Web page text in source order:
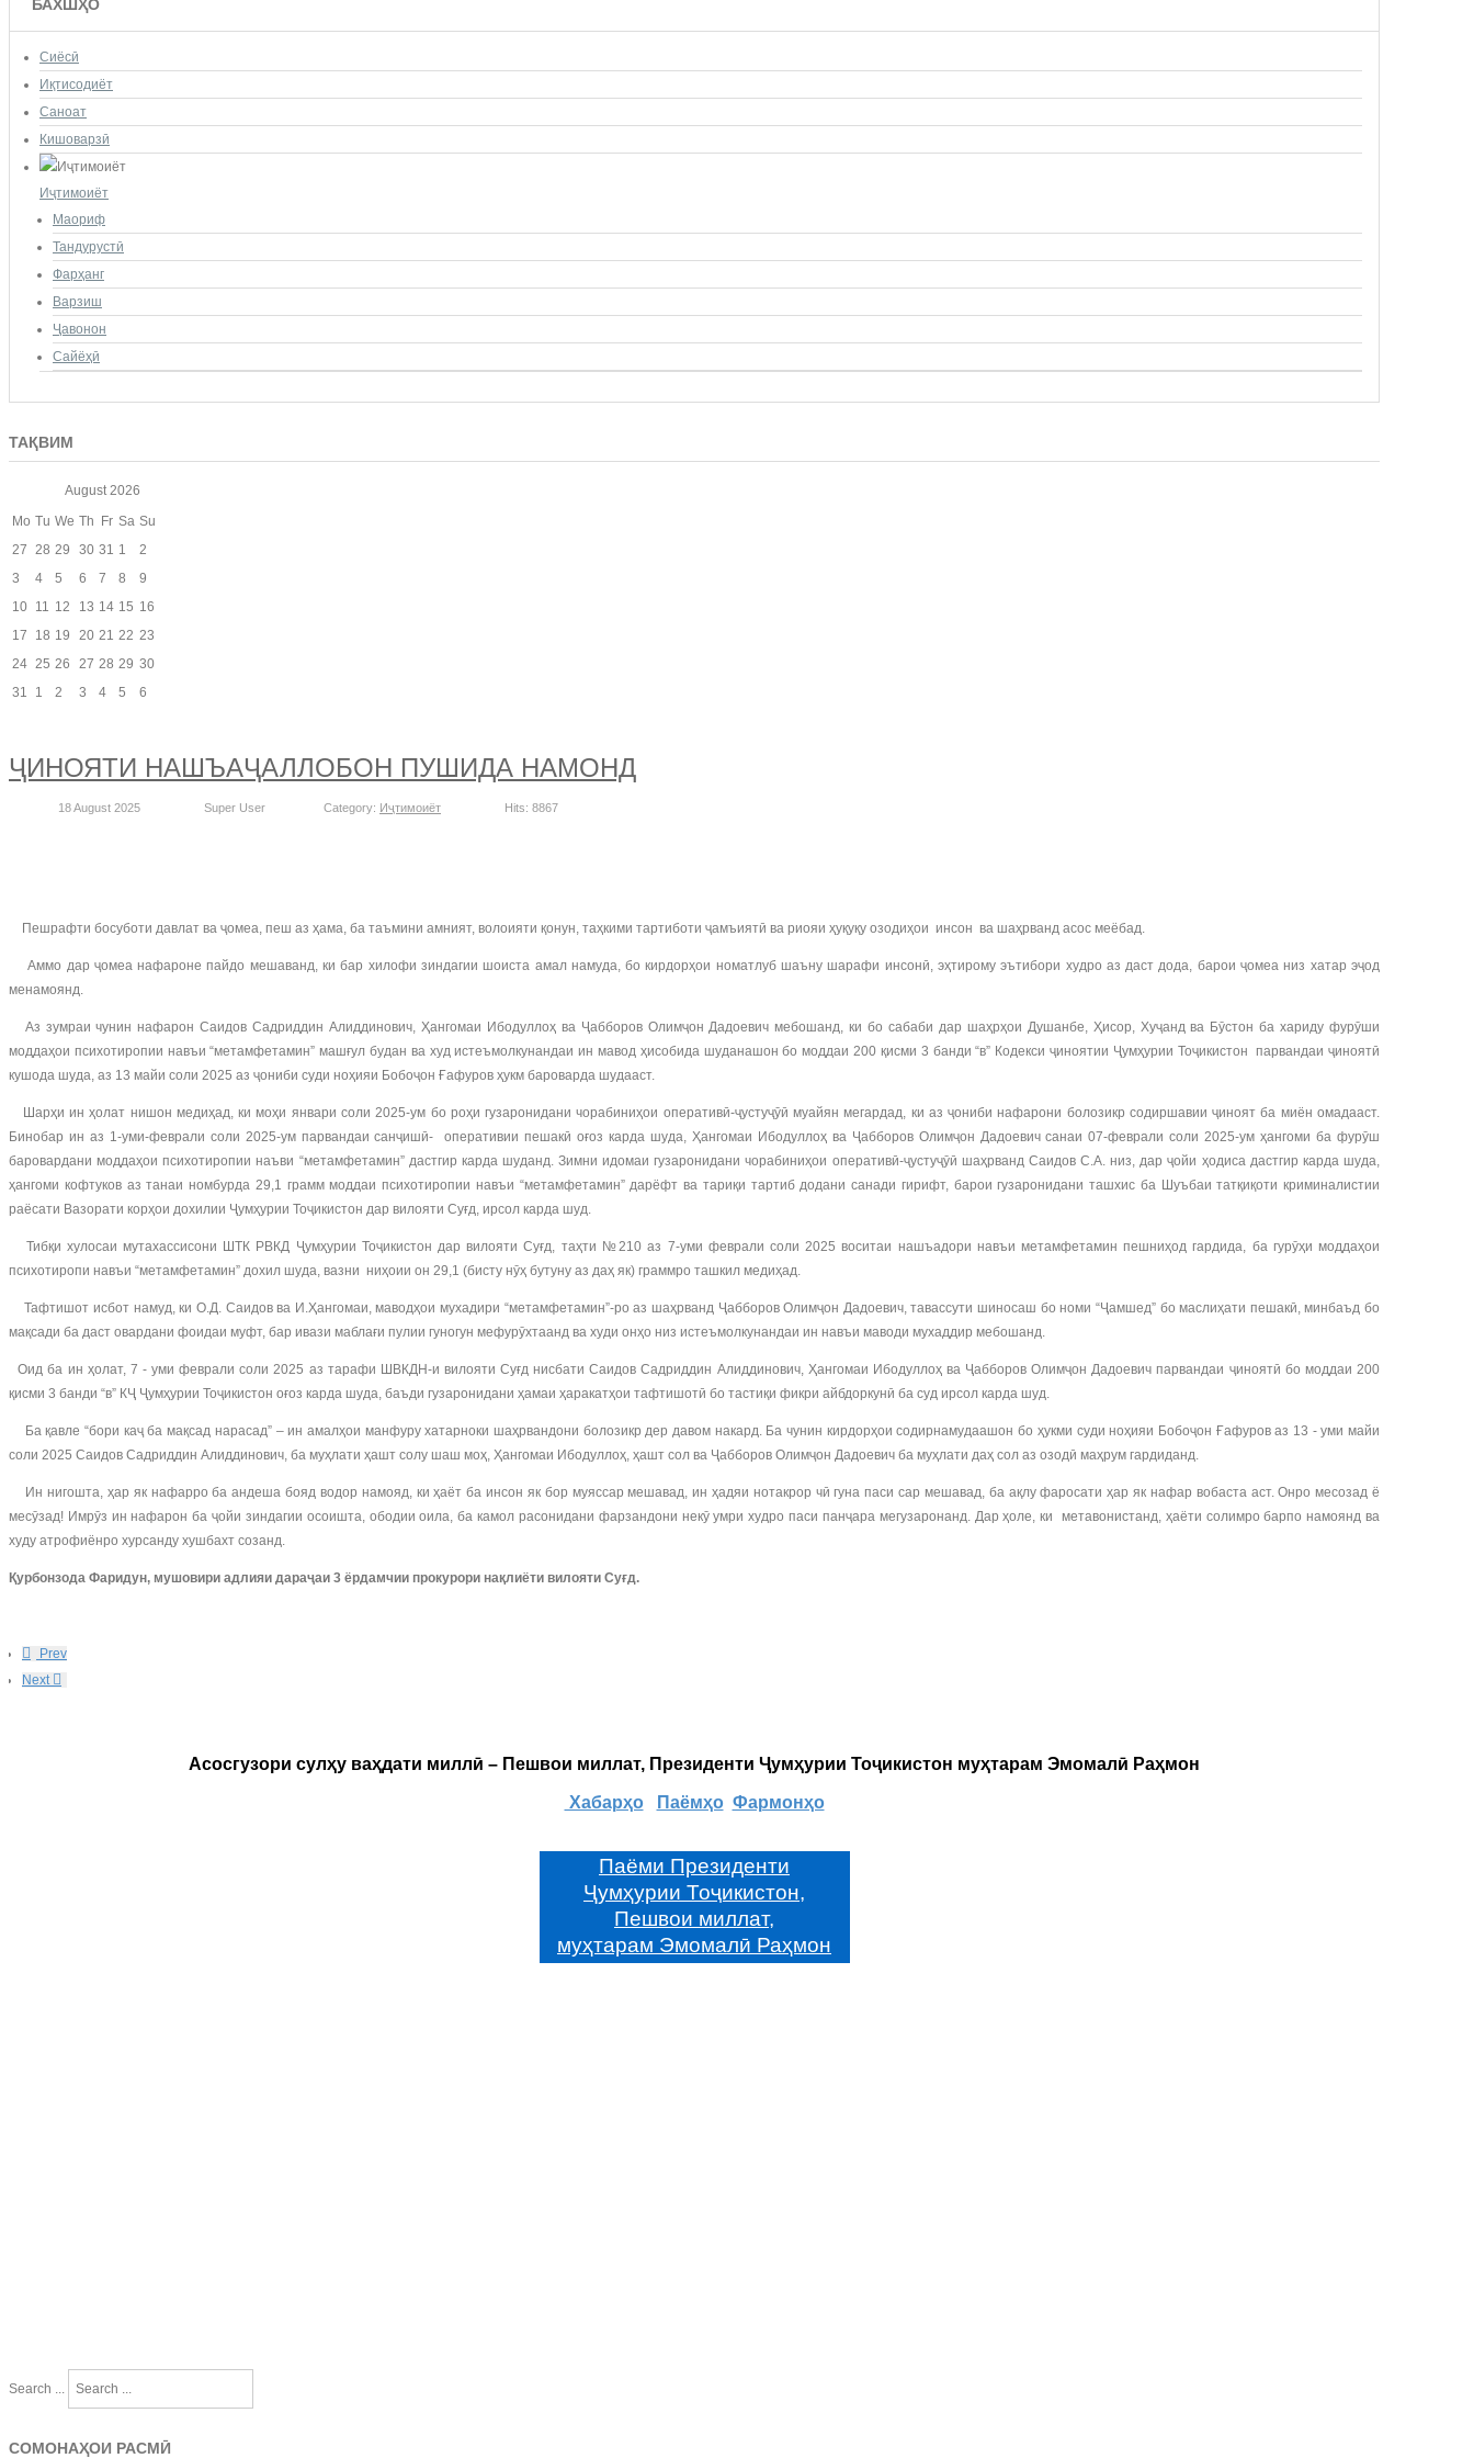
БАХШҲО
Сиёсӣ
Иқтисодиёт
Саноат
Кишоварзӣ
Иҷтимоиёт
Маориф
Тандурустӣ
Фарҳанг
Варзиш
Ҷавонон
Сайёҳӣ
ТАҚВИМ
August 2026
Mo Tu We Th Fr Sa Su
27 28 29 30 31 1
2
3
4 5 6 7 8
9
10 11 12 13 14 15 16
17
18 19 20 21 22 23
24 25 26 27 28 29 30
31
1 2 3 4 5 6
ҶИНОЯТИ НАШЪАҶАЛЛОБОН ПУШИДА НАМОНД
18 August 2025 Super User Category: Иҷтимоиёт Hits: 8867
Пешрафти босуботи давлат ва ҷомеа, пеш аз ҳама, ба таъмини амният, волоияти қонун, таҳкими тартиботи ҷамъиятӣ ва риояи ҳуқуқу озодиҳои инсон ва шаҳрванд асос меёбад.
Аммо дар ҷомеа нафароне пайдо мешаванд, ки бар хилофи зиндагии шоиста амал намуда, бо кирдорҳои номатлуб шаъну шарафи инсонӣ, эҳтирому эътибори худро аз даст дода, барои ҷомеа низ хатар эҷод
менамоянд.
Аз зумраи чунин нафарон Саидов Садриддин Алиддинович, Ҳангомаи Ибодуллоҳ ва Ҷабборов Олимҷон Дадоевич мебошанд, ки бо сабаби дар шаҳрҳои Душанбе, Ҳисор, Хуҷанд ва Бӯстон ба хариду фурӯши
моддаҳои психотиропии навъи “метамфетамин” машғул будан ва худ истеъмолкунандаи ин мавод ҳисобида шуданашон бо моддаи 200 қисми 3 банди “в” Кодекси ҷиноятии Ҷумҳурии Тоҷикистон парвандаи ҷиноятӣ
кушода шуда, аз 13 майи соли 2025 аз ҷониби суди ноҳияи Бобоҷон Ғафуров ҳукм бароварда шудааст.
Шарҳи ин ҳолат нишон медиҳад, ки моҳи январи соли 2025-ум бо роҳи гузаронидани чорабиниҳои оперативӣ-ҷустуҷӯӣ муайян мегардад, ки аз ҷониби нафарони болозикр содиршавии ҷиноят ба миён омадааст.
Бинобар ин аз 1-уми-феврали соли 2025-ум парвандаи санҷишӣ- оперативии пешакӣ оғоз карда шуда, Ҳангомаи Ибодуллоҳ ва Ҷабборов Олимҷон Дадоевич санаи 07-феврали соли 2025-ум ҳангоми ба фурӯш
баровардани моддаҳои психотиропии наъви “метамфетамин” дастгир карда шуданд. Зимни идомаи гузаронидани чорабиниҳои оперативӣ-ҷустуҷӯӣ шаҳрванд Саидов С.А. низ, дар ҷойи ҳодиса дастгир карда шуда,
ҳангоми кофтуков аз танаи номбурда 29,1 грамм моддаи психотиропии навъи “метамфетамин” дарёфт ва тариқи тартиб додани санади гирифт, барои гузаронидани ташхис ба Шуъбаи татқиқоти криминалистии
раёсати Вазорати корҳои дохилии Ҷумҳурии Тоҷикистон дар вилояти Суғд, ирсол карда шуд.
Тибқи хулосаи мутахассисони ШТК РВКД Ҷумҳурии Тоҷикистон дар вилояти Суғд, таҳти №210 аз 7-уми феврали соли 2025 воситаи нашъадори навъи метамфетамин пешниҳод гардида, ба гурӯҳи моддаҳои
психотиропи навъи “метамфетамин” дохил шуда, вазни ниҳоии он 29,1 (бисту нӯҳ бутуну аз даҳ як) граммро ташкил медиҳад.
Тафтишот исбот намуд, ки О.Д. Саидов ва И.Ҳангомаи, маводҳои мухадири “метамфетамин”-ро аз шаҳрванд Ҷабборов Олимҷон Дадоевич, тавассути шиносаш бо номи “Ҷамшед” бо маслиҳати пешакӣ, минбаъд бо
мақсади ба даст овардани фоидаи муфт, бар ивази маблағи пулии гуногун мефурӯхтаанд ва худи онҳо низ истеъмолкунандаи ин навъи маводи мухаддир мебошанд.
Оид ба ин ҳолат, 7 - уми феврали соли 2025 аз тарафи ШВКДН-и вилояти Суғд нисбати Саидов Садриддин Алиддинович, Ҳангомаи Ибодуллоҳ ва Ҷабборов Олимҷон Дадоевич парвандаи ҷиноятӣ бо моддаи 200
қисми 3 банди “в” КҶ Ҷумҳурии Тоҷикистон оғоз карда шуда, баъди гузаронидани ҳамаи ҳаракатҳои тафтишотӣ бо тастиқи фикри айбдоркунӣ ба суд ирсол карда шуд.
Ба қавле “бори каҷ ба мақсад нарасад” – ин амалҳои манфуру хатарноки шаҳрвандони болозикр дер давом накард. Ба чунин кирдорҳои содирнамудаашон бо ҳукми суди ноҳияи Бобоҷон Ғафуров аз 13 - уми майи
соли 2025 Саидов Садриддин Алиддинович, ба муҳлати ҳашт солу шаш моҳ, Ҳангомаи Ибодуллоҳ, ҳашт сол ва Ҷабборов Олимҷон Дадоевич ба муҳлати даҳ сол аз озодӣ маҳрум гардиданд.
Ин нигошта, ҳар як нафарро ба андеша бояд водор намояд, ки ҳаёт ба инсон як бор муяссар мешавад, ин ҳадяи нотакрор чӣ гуна паси сар мешавад, ба ақлу фаросати ҳар як нафар вобаста аст. Онро месозад ё
месӯзад! Имрӯз ин нафарон ба ҷойи зиндагии осоишта, ободии оила, ба камол расонидани фарзандони некӯ умри худро паси панҷара мегузаронанд. Дар ҳоле, ки метавонистанд, ҳаёти солимро барпо намоянд ва
худу атрофиёнро хурсанду хушбахт созанд.
Қурбонзода Фаридун, мушовири адлияи дараҷаи 3 ёрдамчии прокурори нақлиёти вилояти Суғд.
Prev
Next
Асосгузори сулҳу ваҳдати миллӣ – Пешвои миллат, Президенти Ҷумҳурии Тоҷикистон муҳтарам Эмомалӣ Раҳмон
Хабарҳо Паёмҳо Фармонҳо
Паёми Президенти
Ҷумҳурии Тоҷикистон,
Пешвои миллат,
муҳтарам Эмомалӣ Раҳмон
Search ...
СОМОНАҲОИ РАСМӢ